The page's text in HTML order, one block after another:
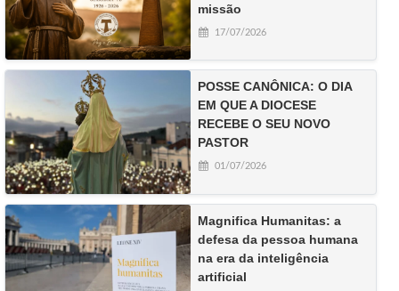
missão
17/07/2026
POSSE CANÔNICA: O DIA
EM QUE A DIOCESE
RECEBE O SEU NOVO
PASTOR
01/07/2026
Magnifica Humanitas: a
defesa da pessoa humana
na era da inteligência
artificial